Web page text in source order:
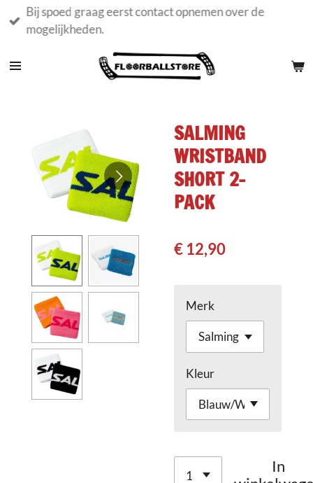
Ga
direct
de
Bij spoed graag eerst contact opnemen over de
mogelijkheden.
SALMING
WRISTBAND
SHORT 2-
PACK
€ 12,90
Merk
Kleur
In